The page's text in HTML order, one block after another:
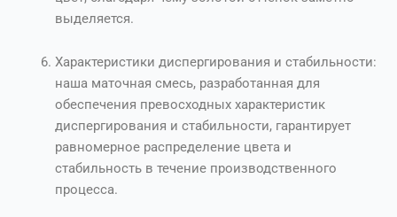
выделяется.
Характеристики диспергирования и стабильности:
наша маточная смесь, разработанная для
обеспечения превосходных характеристик
диспергирования и стабильности, гарантирует
равномерное распределение цвета и
стабильность в течение производственного
процесса.